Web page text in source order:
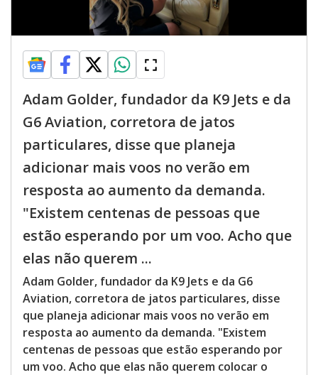
Adam Golder, fundador da K9 Jets e da
G6 Aviation, corretora de jatos
particulares, disse que planeja
adicionar mais voos no verão em
resposta ao aumento da demanda.
"Existem centenas de pessoas que
estão esperando por um voo. Acho que
elas não querem ...
Adam Golder, fundador da K9 Jets e da G6
Aviation, corretora de jatos particulares, disse
que planeja adicionar mais voos no verão em
resposta ao aumento da demanda. "Existem
centenas de pessoas que estão esperando por
um voo. Acho que elas não querem colocar o